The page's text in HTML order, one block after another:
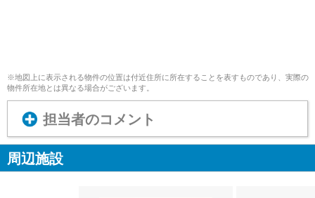
※地図上に表示される物件の位置は付近住所に所在することを表すものであり、実際の
物件所在地とは異なる場合がございます。
担当者のコメント
周辺施設